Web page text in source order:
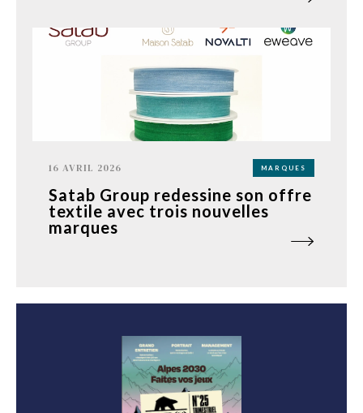
16 AVRIL 2026 MARQUES
Satab Group redessine son offre
textile avec trois nouvelles
marques